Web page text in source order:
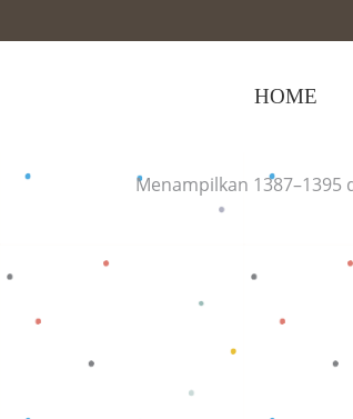
HOME
Home>Shop
Menampilkan 1387–1395
Baca selengkapnya